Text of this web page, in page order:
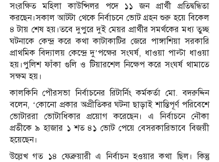
সংরক্ষিত মহিলা কাউন্সিলর পদে ১১ জন প্রার্থী প্রতিদ্বন্ধিতা
করছেন।সকাল আটটা থেকে নির্বাচনে ভোট গ্রহন শুরু হয়ে বিকেল
৪ টায় শেষ হয়।তবে দুপুরে দুই মেয়র প্রার্থীর সমর্থকের মধ্য তুচ্ছ
ঘটনাকে কেন্দ্র করে কথা কাটাকাটির জেরে পাঙ্গা‌শিয়া সরকা‌রি
প্রাথ‌মিক বিদ্যালয় কে‌ন্দ্রে দু’প‌ক্ষের সংঘর্ষ, ধাওয়া পাল্টা ধাওয়া
হয়।পুলিশ ফাঁকা গুলি ও টিয়ারশেল নিক্ষেপ করে সংঘর্ষ থামাতে
সক্ষম হয়।
কালকিনি পৌরসভা নির্বাচনের রিটার্নিং কর্মকর্তা মো. বদরুদ্দিন
বলেন, ‘কোনো প্রকার অপ্রীতিকর ঘটনা ছাড়াই শান্তিপূর্ণ পরিবেশে
ভোটাররা ভোটাধিকার প্রয়োগ করেছেন। এ নির্বাচনে নৌকা
প্রতীকে ৯ হাজার ১ শত ৪১ ভোট পেয়ে বেসরকারিভাবে বিজয়ী
হয়েছেন।
উল্লেখ গত ১৪ ফেব্রুয়ারী এ নির্বাচন হওয়ার কথা ছিল। কিন্তু